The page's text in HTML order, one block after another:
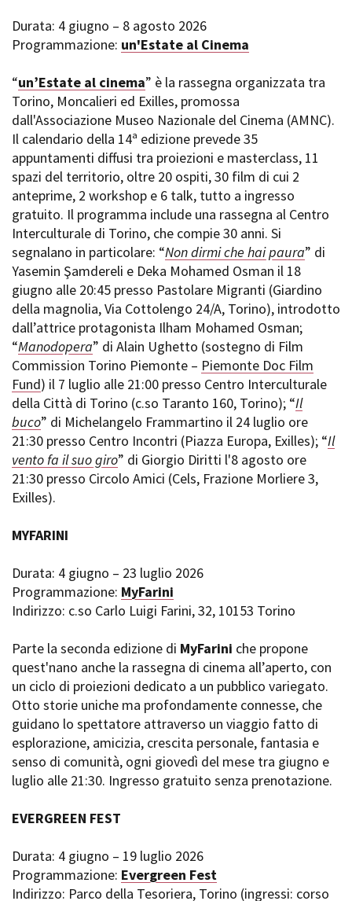
Durata: 4 giugno – 8 agosto 2026
Programmazione: un'Estate al Cinema
“un’Estate al cinema” è la rassegna organizzata tra
Torino, Moncalieri ed Exilles, promossa
dall'Associazione Museo Nazionale del Cinema (AMNC).
Il calendario della 14ª edizione prevede 35
appuntamenti diffusi tra proiezioni e masterclass, 11
spazi del territorio, oltre 20 ospiti, 30 film di cui 2
anteprime, 2 workshop e 6 talk, tutto a ingresso
gratuito. Il programma include una rassegna al Centro
Interculturale di Torino, che compie 30 anni. Si
segnalano in particolare: “Non dirmi che hai paura” di
Yasemin Şamdereli e Deka Mohamed Osman il 18
giugno alle 20:45 presso Pastolare Migranti (Giardino
della magnolia, Via Cottolengo 24/A, Torino), introdotto
dall’attrice protagonista Ilham Mohamed Osman;
“Manodopera” di Alain Ughetto (sostegno di Film
Commission Torino Piemonte – Piemonte Doc Film
Fund) il 7 luglio alle 21:00 presso Centro Interculturale
della Città di Torino (c.so Taranto 160, Torino); “Il
buco” di Michelangelo Frammartino il 24 luglio ore
21:30 presso Centro Incontri (Piazza Europa, Exilles); “Il
vento fa il suo giro” di Giorgio Diritti l'8 agosto ore
21:30 presso Circolo Amici (Cels, Frazione Morliere 3,
Exilles).
MYFARINI
Durata: 4 giugno – 23 luglio 2026
Programmazione: MyFarini
Indirizzo: c.so Carlo Luigi Farini, 32, 10153 Torino
Parte la seconda edizione di MyFarini che propone
quest'nano anche la rassegna di cinema all’aperto, con
un ciclo di proiezioni dedicato a un pubblico variegato.
Otto storie uniche ma profondamente connesse, che
guidano lo spettatore attraverso un viaggio fatto di
esplorazione, amicizia, crescita personale, fantasia e
senso di comunità, ogni giovedì del mese tra giugno e
luglio alle 21:30. Ingresso gratuito senza prenotazione.
EVERGREEN FEST
Durata: 4 giugno – 19 luglio 2026
Programmazione: Evergreen Fest
Indirizzo: Parco della Tesoriera, Torino (ingressi: corso